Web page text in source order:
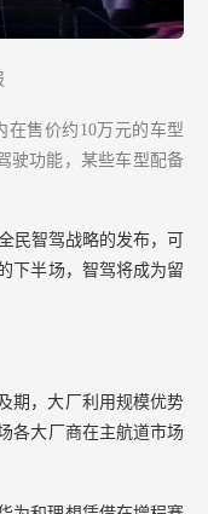
在售价约10万元的车型
驶功能，某些车型配备
民智驾战略的发布，可
下半场，智驾将成为留
期，大厂利用规模优势
各大厂商在主航道市场